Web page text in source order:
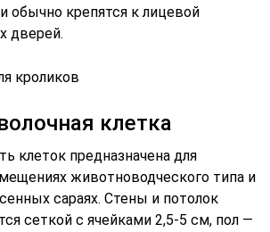
обычно крепятся к лицевой
дверей.
кроликов
клетка
клеток предназначена для
животноводческого типа и
сараях. Стены и потолок
сеткой с ячейками 2,5-5 см, пол —